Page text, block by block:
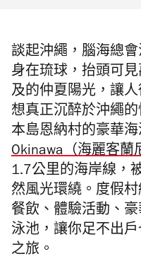
談起沖繩，腦海總
身在琉球，抬頭可
及的仲夏陽光，讓
想真正沉醉於沖繩
本島恩納村的豪華海
Okinawa（海麗客蘭
1.7公里的海岸線，
然風光環繞。度假
餐飲、體驗活動、
泳池，讓你足不出
之旅。